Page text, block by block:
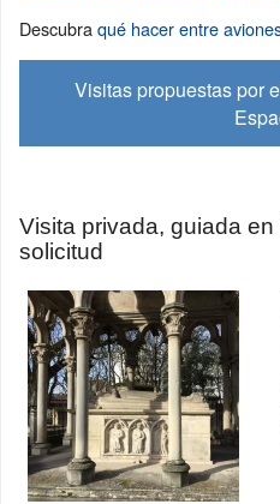
Descubraqué hacer entre
Visitas propuestas por
Visita privada, guiada
solicitud